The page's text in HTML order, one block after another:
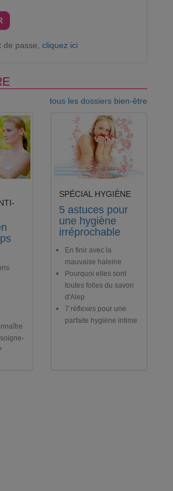
passe, cliquez ici
tous les dossiers bien-être
SPÉCIAL HYGIÈNE
5 astuces pour
une hygiène
irréprochable
En finir avec la
mauvaise haleine
Pourquoi elles sont
toutes folles du savon
d'Alep
7 réflexes pour une
parfaite hygiène intime